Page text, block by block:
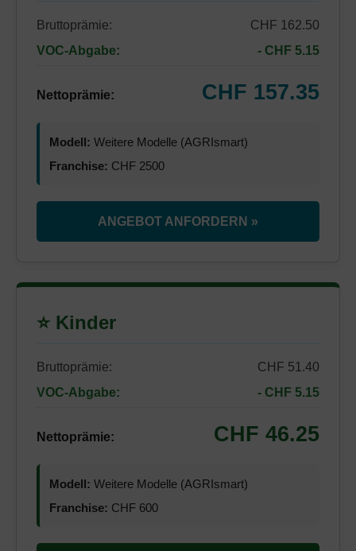
Bruttoprämie:
CHF 162.50
VOC-Abgabe:
- CHF 5.15
Nettoprämie: CHF 157.35
Modell: Weitere Modelle (AGRIsmart)
Franchise: CHF 2500
ANGEBOT ANFORDERN »
⭐ Kinder
Bruttoprämie:
CHF 51.40
VOC-Abgabe:
- CHF 5.15
Nettoprämie: CHF 46.25
Modell: Weitere Modelle (AGRIsmart)
Franchise: CHF 600